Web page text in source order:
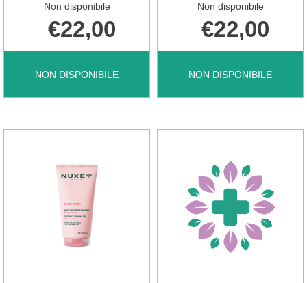
Non disponibile
€22,00
NON DISPONIBILE
NUXE
DELICATE
Non disponibile
€22,00
NON DISPONIBILE
NUXE
RADIANCE
FACE
SCRUB NON